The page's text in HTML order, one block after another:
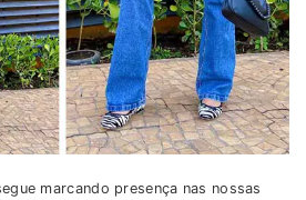
marcando presença nas nossas